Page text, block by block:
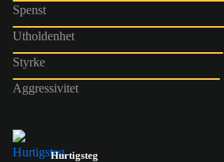
Spenst
Utholdenhet
Styrke
Aggressivitet
Hurtigsteg